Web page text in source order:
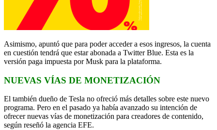
Asimismo, apuntó que para poder acceder a esos ingresos, la cuenta
en cuestión tendrá que estar abonada a Twitter Blue. Esta es la
versión paga impuesta por Musk para la plataforma.
NUEVAS VÍAS DE MONETIZACIÓN
El también dueño de Tesla no ofreció más detalles sobre este nuevo
programa. Pero en el pasado ya había avanzado su intención de
ofrecer nuevas vías de monetización para creadores de contenido,
según reseñó la agencia EFE.